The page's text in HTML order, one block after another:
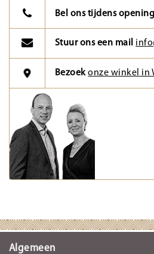
Bel ons tijdens
Stuur ons een mail
Bezoekonze winkel in
Algemeen